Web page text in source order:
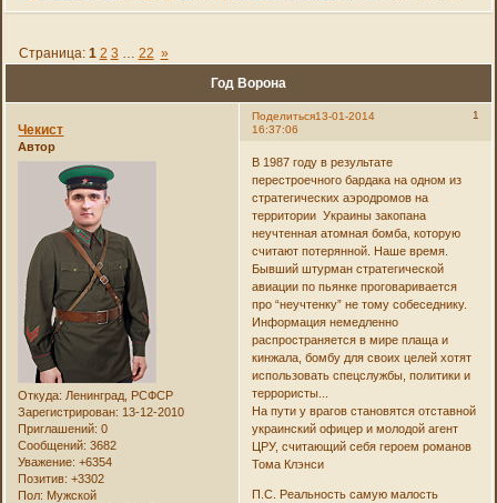
Год Ворона
Страница: 1 2 3 … 22 »
Поделиться 1
13-01-2014
16:37:06
Чекист
Автор
Откуда: Ленинград, РСФСР
Зарегистрирован: 13-12-2010
Приглашений: 0
Сообщений: 3682
Уважение: +6354
Позитив: +3302
Пол: Мужской
В 1987 году в результате
перестроечного бардака на одном из
стратегических аэродромов на
территории Украины закопана
неучтенная атомная бомба, которую
считают потерянной. Наше время.
Бывший штурман стратегической
авиации по пьянке проговаривается
про “неучтенку” не тому собеседнику.
Информация немедленно
распространяется в мире плаща и
кинжала, бомбу для своих целей хотят
использовать спецслужбы, политики и
террористы...
На пути у врагов становятся отставной
украинский офицер и молодой агент
ЦРУ, считающий себя героем романов
Тома Клэнси
П.С. Реальность самую малость